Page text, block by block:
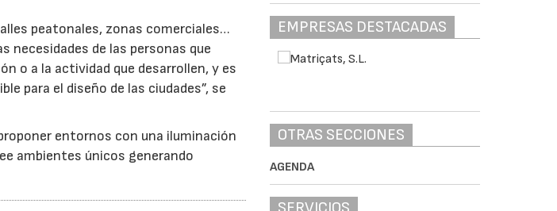
peatonales, zonas comerciales…
necesidades de las personas que
o a la actividad que desarrollen, y es
para el diseño de las ciudades”, se
entornos con una iluminación
ambientes únicos generando
EMPRESAS DESTACADAS
OTRAS SECCIONES
AGENDA